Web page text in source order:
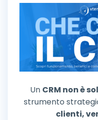
Un CRM non è
strumento
clienti,